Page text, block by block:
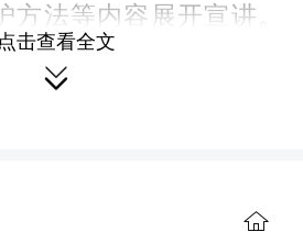
方法等内容展开宣讲。
问、情景模拟等形式，
的参与热情，引导学生
。学生们认真聆听、积
点击查看全文
